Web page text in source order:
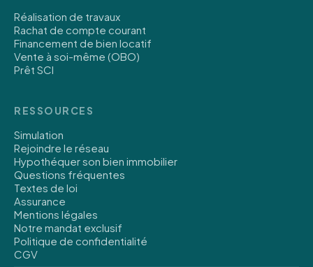
Réalisation de travaux
Rachat de compte courant
Financement de bien locatif
Vente à soi-même (OBO)
Prêt SCI
RESSOURCES
Simulation
Rejoindre le réseau
Hypothéquer son bien immobilier
Questions fréquentes
Textes de loi
Assurance
Mentions légales
Notre mandat exclusif
Politique de confidentialité
CGV